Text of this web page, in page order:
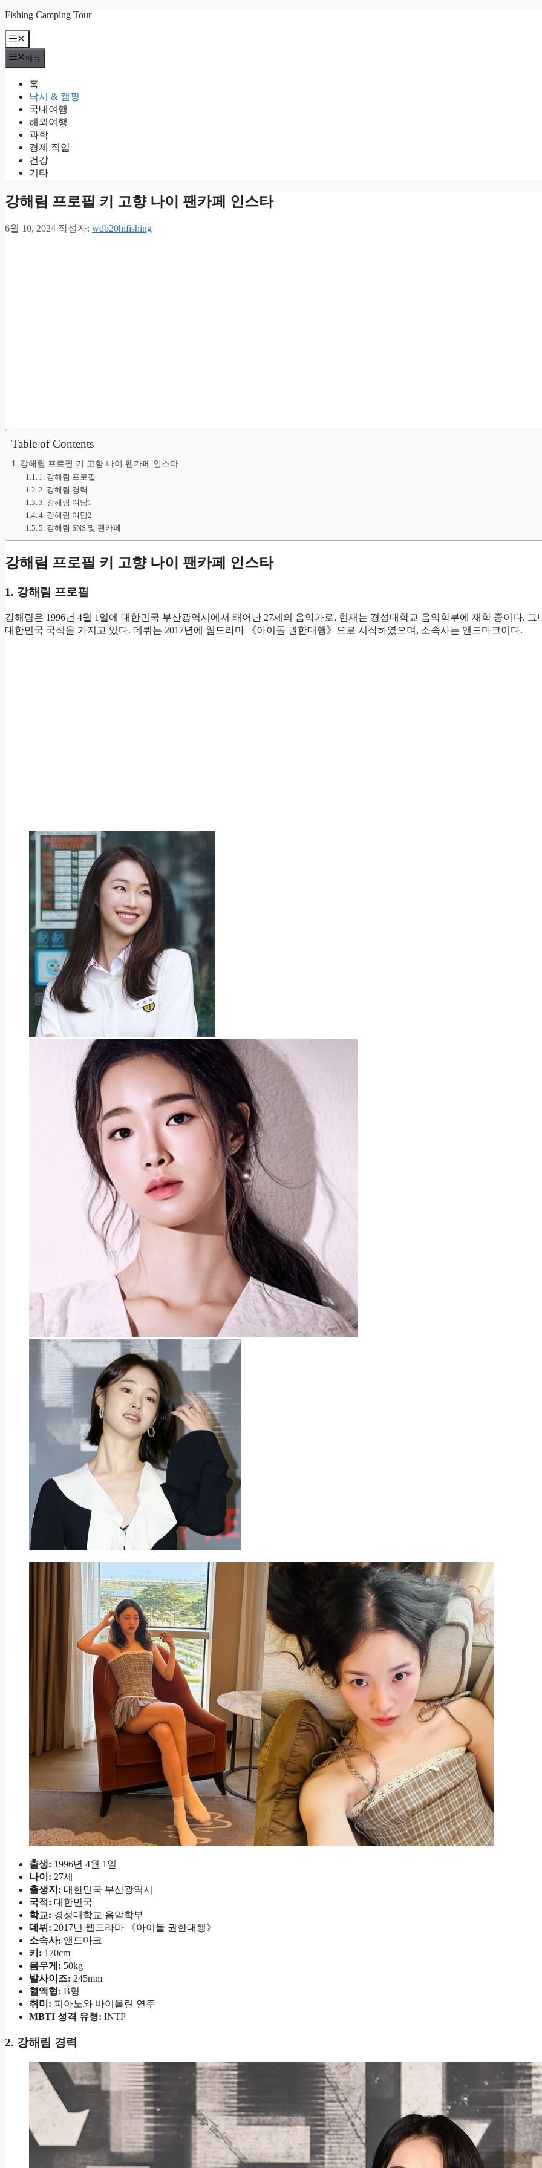
컨
츠
로
건
Fishing Camping Tour
메
뉴
메뉴
홈
낚시 & 캠핑
국내여행
해외여행
과학
경제 직업
건강
기타
강해림 프로필 키 고향 나이 팬카페 인스타
6월 10, 2024 작성자: wdb20hifishing
Table of Contents
강해림 프로필 키 고향 나이 팬카페 인스타
1. 강해림 프로필
2. 강해림 경력
3. 강해림 여담1
4. 강해림 여담2
5. 강해림 SNS 및 팬카페
강해림 프로필 키 고향 나이 팬카페 인스타
1. 강해림 프로필
강해림은 1996년 4월 1일에 대한민국 부산광역시에서 태어난 27세의 음악가로, 현재는 경성대학교 음악학부에 재학 중이다. 그
대한민국 국적을 가지고 있다. 데뷔는 2017년에 웹드라마 《아이돌 권한대행》으로 시작하였으며, 소속사는 앤드마크이다.
출생: 1996년 4월 1일
나이: 27세
출생지: 대한민국 부산광역시
국적: 대한민국
학교: 경성대학교 음악학부
데뷔: 2017년 웹드라마 《아이돌 권한대행》
소속사: 앤드마크
키: 170cm
몸무게: 50kg
발사이즈: 245mm
혈액형: B형
취미: 피아노와 바이올린 연주
MBTI 성격 유형: INTP
2. 강해림 경력